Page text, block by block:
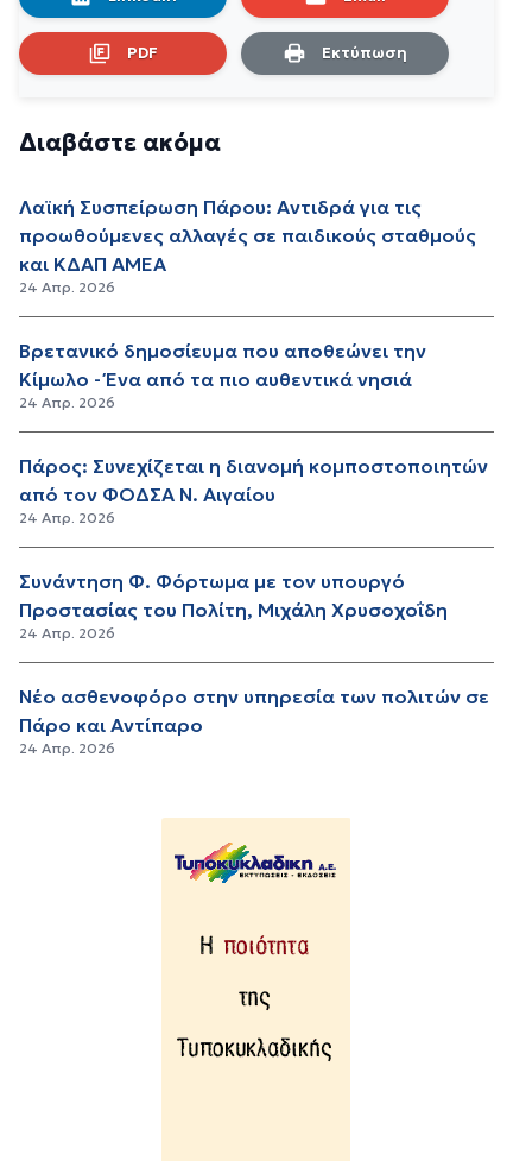
PDF Εκτύπωση
Διαβάστε ακόμα
Λαϊκή Συσπείρωση Πάρου: Αντιδρά για τις
προωθούμενες αλλαγές σε παιδικούς σταθμούς
και ΚΔΑΠ ΑΜΕΑ
24 Απρ. 2026
Βρετανικό δημοσίευμα που αποθεώνει την
Κίμωλο - Ένα από τα πιο αυθεντικά νησιά
24 Απρ. 2026
Πάρος: Συνεχίζεται η διανομή κομποστοποιητών
από τον ΦΟΔΣΑ Ν. Αιγαίου
24 Απρ. 2026
Συνάντηση Φ. Φόρτωμα με τον υπουργό
Προστασίας του Πολίτη, Μιχάλη Χρυσοχοΐδη
24 Απρ. 2026
Νέο ασθενοφόρο στην υπηρεσία των πολιτών σε
Πάρο και Αντίπαρο
24 Απρ. 2026